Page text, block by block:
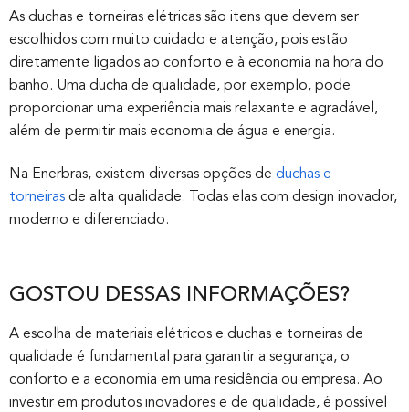
As duchas e torneiras elétricas são itens que devem ser
escolhidos com muito cuidado e atenção, pois estão
diretamente ligados ao conforto e à economia na hora do
banho. Uma ducha de qualidade, por exemplo, pode
proporcionar uma experiência mais relaxante e agradável,
além de permitir mais economia de água e energia.
Na Enerbras, existem diversas opções de duchas e
torneiras de alta qualidade. Todas elas com design inovador,
moderno e diferenciado.
GOSTOU DESSAS INFORMAÇÕES?
A escolha de materiais elétricos e duchas e torneiras de
qualidade é fundamental para garantir a segurança, o
conforto e a economia em uma residência ou empresa. Ao
investir em produtos inovadores e de qualidade, é possível